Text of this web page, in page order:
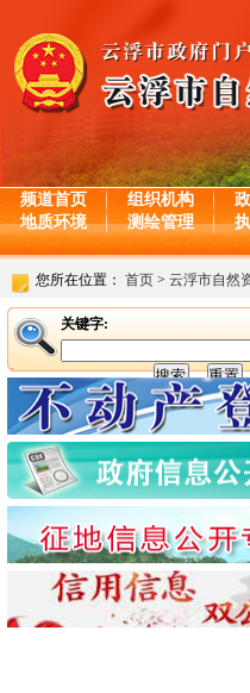
频道首页 组织机构
地质环境
测绘管理
您所在位置： 首页 > 云浮市自然
关键字: